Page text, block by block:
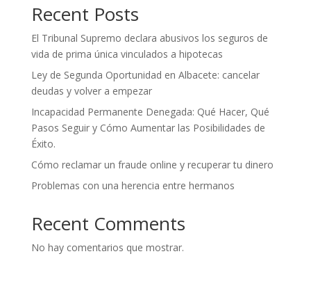
Recent Posts
El Tribunal Supremo declara abusivos los seguros de
vida de prima única vinculados a hipotecas
Ley de Segunda Oportunidad en Albacete: cancelar
deudas y volver a empezar
Incapacidad Permanente Denegada: Qué Hacer, Qué
Pasos Seguir y Cómo Aumentar las Posibilidades de
Éxito.
Cómo reclamar un fraude online y recuperar tu dinero
Problemas con una herencia entre hermanos
Recent Comments
No hay comentarios que mostrar.